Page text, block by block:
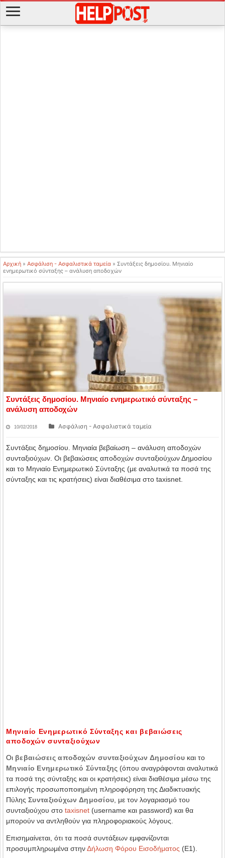
Αρχική » Ασφάλιση - Ασφαλιστικά ταμεία » Συντάξεις δημοσίου. Μηνιαίο
ενημερωτικό σύνταξης – ανάλυση αποδοχών
Συντάξεις δημοσίου. Μηνιαίο ενημερωτικό σύνταξης –
ανάλυση αποδοχών
10/02/2018 Ασφάλιση - Ασφαλιστικά ταμεία
Συντάξεις δημοσίου. Μηνιαία βεβαίωση – ανάλυση αποδοχών
συνταξιούχων. Οι βεβαιώσεις αποδοχών συνταξιούχων Δημοσίου
και το Μηνιαίο Ενημερωτικό Σύνταξης (με αναλυτικά τα ποσά της
σύνταξης και τις κρατήσεις) είναι διαθέσιμα στο taxisnet.
Μηνιαίο Ενημερωτικό Σύνταξης και βεβαιώσεις
αποδοχών συνταξιούχων
Οι βεβαιώσεις αποδοχών συνταξιούχων Δημοσίου και το
Μηνιαίο Ενημερωτικό Σύνταξης (όπου αναγράφονται αναλυτικά
τα ποσά της σύνταξης και οι κρατήσεις) είναι διαθέσιμα μέσω της
επιλογής προσωποποιημένη πληροφόρηση της Διαδικτυακής
Πύλης Συνταξιούχων Δημοσίου , με τον λογαριασμό του
συνταξιούχου στο taxisnet (username και password) και θα
μπορούν να αντληθούν για πληροφοριακούς λόγους.
Επισημαίνεται, ότι τα ποσά συντάξεων εμφανίζονται
προσυμπληρωμένα στηνΔήλωση Φόρου Εισοδήματος (Ε1).